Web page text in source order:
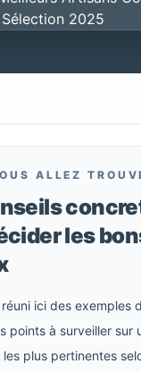
ALLEZ
les
ici des exemples
points à surveiller sur
les plus pertinentes